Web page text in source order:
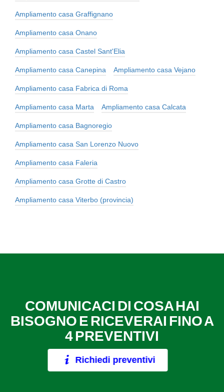
Ampliamento casa Graffignano
Ampliamento casa Onano
Ampliamento casa Castel Sant'Elia
Ampliamento casa Canepina Ampliamento casa Vejano
Ampliamento casa Fabrica di Roma
Ampliamento casa Marta Ampliamento casa Calcata
Ampliamento casa Bagnoregio
Ampliamento casa San Lorenzo Nuovo
Ampliamento casa Faleria
Ampliamento casa Grotte di Castro
Ampliamento casa Viterbo (provincia)
COMUNICACI DI COSA HAI
BISOGNO E RICEVERAI FINO A
4 PREVENTIVI
Richiedi preventivi